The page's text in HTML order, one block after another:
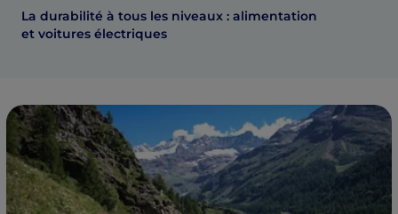
La durabilité à tous les niveaux : alimentation
et voitures électriques